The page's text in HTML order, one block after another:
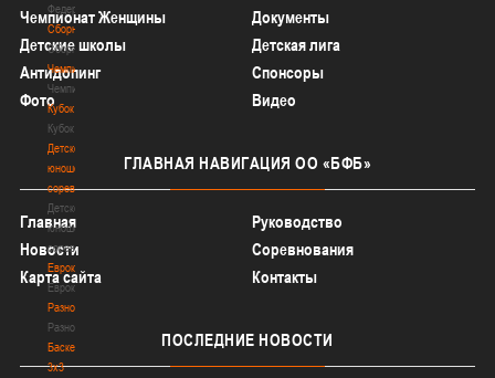
Федерация
Сборные
Сборные
Чемпионат
Чемпионат
Кубок
Кубок
Детско-
юношеские
соревнования
Детско-
юношеские
соревнования
Еврокубки
Еврокубки
Разное
Разное
Баскетбол
3х3
Чемпионат Женщины
Документы
Детские школы
Детская лига
Антидопинг
Спонсоры
Фото
Видео
ГЛАВНАЯ НАВИГАЦИЯ ОО «БФБ»
Главная
Руководство
Новости
Соревнования
Карта сайта
Контакты
ПОСЛЕДНИЕ НОВОСТИ